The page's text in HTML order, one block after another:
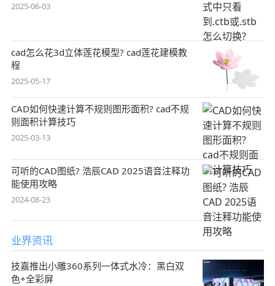
2025-06-03
cad怎么花3d立体莲花模型? cad莲花建模教
程
2025-05-17
CAD如何快速计算不规则图形面积? cad不规
则面积计算技巧
2025-03-13
可听的CAD图纸? 浩辰CAD 2025语音注释功
能使用攻略
2024-08-23
业界资讯
技嘉推出小雕360系列一体式水冷：黑白双
色+全彩屏